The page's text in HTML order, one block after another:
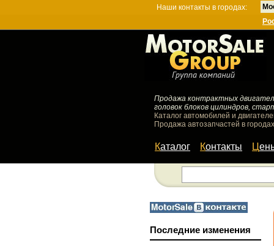
Наши контакты в городах:
Продажа контрактных
головок блоков цилиндров,
Каталог автомобилей и
Продажа автозапчастей в
Каталог Контакты
Последние изменения